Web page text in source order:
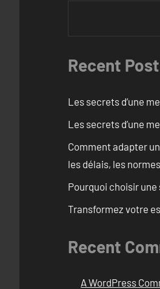
Recent
Les secrets d’une
Les secrets d’une
Comment adapter
les délais, les
Pourquoi choisir
Transformez votre
Recent
A WordPress